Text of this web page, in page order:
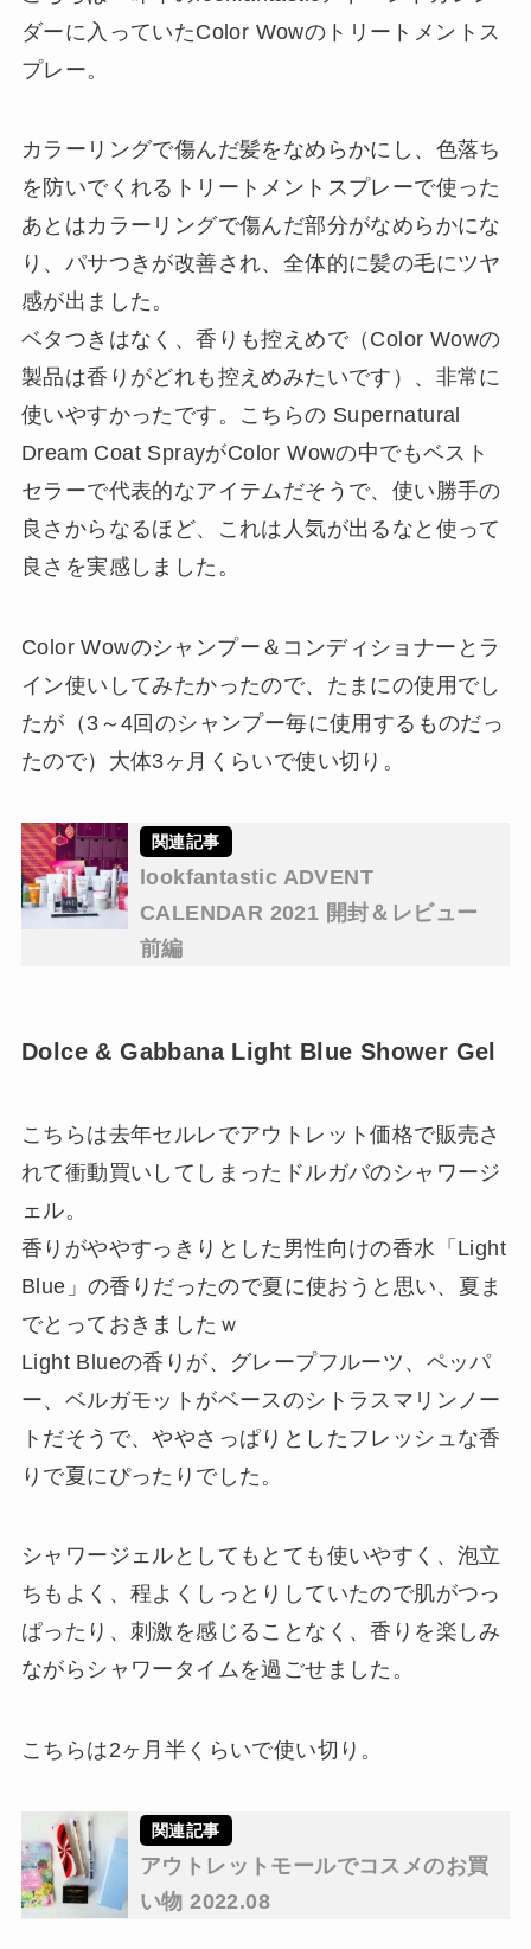
ダーに入っていたColor Wowのトリートメントス
プレー。
カラーリングで傷んだ髪をなめらかにし、色落ち
を防いでくれるトリートメントスプレーで使った
あとはカラーリングで傷んだ部分がなめらかにな
り、パサつきが改善され、全体的に髪の毛にツヤ
感が出ました。
ベタつきはなく、香りも控えめで（Color Wowの
製品は香りがどれも控えめみたいです）、非常に
使いやすかったです。こちらの Supernatural
Dream Coat SprayがColor Wowの中でもベスト
セラーで代表的なアイテムだそうで、使い勝手の
良さからなるほど、これは人気が出るなと使って
良さを実感しました。
Color Wowのシャンプー＆コンディショナーとラ
イン使いしてみたかったので、たまにの使用でし
たが（3～4回のシャンプー毎に使用するものだっ
たので）大体3ヶ月くらいで使い切り。
lookfantastic ADVENT
CALENDAR 2021 開封＆レビュー
前編
Dolce & Gabbana Light Blue Shower Gel
こちらは去年セルレでアウトレット価格で販売さ
れて衝動買いしてしまったドルガバのシャワージ
ェル。
香りがややすっきりとした男性向けの香水「Light
Blue」の香りだったので夏に使おうと思い、夏ま
でとっておきましたｗ
Light Blueの香りが、グレープフルーツ、ペッパ
ー、ベルガモットがベースのシトラスマリンノー
トだそうで、ややさっぱりとしたフレッシュな香
りで夏にぴったりでした。
シャワージェルとしてもとても使いやすく、泡立
ちもよく、程よくしっとりしていたので肌がつっ
ぱったり、刺激を感じることなく、香りを楽しみ
ながらシャワータイムを過ごせました。
こちらは2ヶ月半くらいで使い切り。
アウトレットモールでコスメのお買
い物 2022.08